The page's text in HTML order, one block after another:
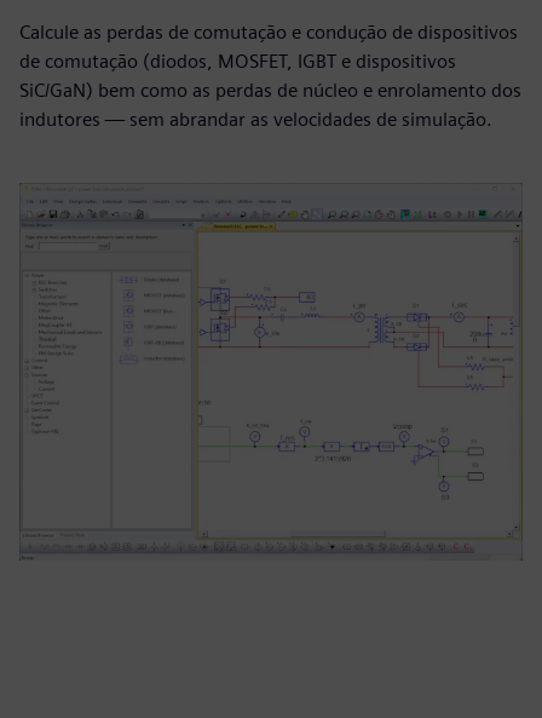
Calcule as perdas de comutação e condução de dispositivos
de comutação (diodos, MOSFET, IGBT e dispositivos
SiC/GaN) bem como as perdas de núcleo e enrolamento dos
indutores — sem abrandar as velocidades de simulação.